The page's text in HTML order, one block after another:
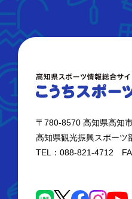
〒780-8570 高知県高知
高知県観光振興スポーツ
TEL：088-821-4712